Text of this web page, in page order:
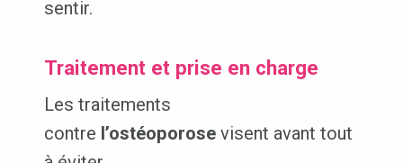
sentir.
Traitement et prise en charge
Les traitements
contre l’ostéoporose visent avant tout